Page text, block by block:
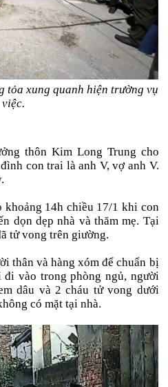
tỏa xung quanh hiện trường vụ
việc.
thôn Kim Long Trung cho
con trai là anh V, vợ anh V.
khoảng 14h chiều 17/1 khi con
dọn dẹp nhà và thăm mẹ. Tại
tử vong trên giường.
thân và hàng xóm để chuẩn bị
vào trong phòng ngủ, người
dâu và 2 cháu tử vong dưới
có mặt tại nhà.